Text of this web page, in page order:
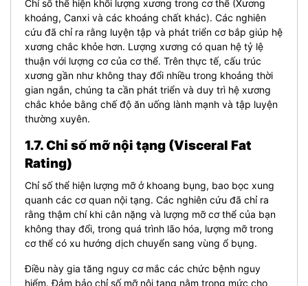
Chỉ số thể hiện khối lượng xương trong cơ thể (Xương
khoáng, Canxi và các khoáng chất khác). Các nghiên
cứu đã chỉ ra rằng luyện tập và phát triển cơ bắp giúp hệ
xương chắc khỏe hơn. Lượng xương có quan hệ tỷ lệ
thuận với lượng cơ của cơ thể. Trên thực tế, cấu trúc
xương gần như không thay đổi nhiều trong khoảng thời
gian ngắn, chúng ta cần phát triển và duy trì hệ xương
chắc khỏe bằng chế độ ăn uống lành mạnh và tập luyện
thường xuyên.
1.7. Chỉ số mỡ nội tạng (Visceral Fat
Rating)
Chỉ số thể hiện lượng mỡ ở khoang bụng, bao bọc xung
quanh các cơ quan nội tạng. Các nghiên cứu đã chỉ ra
rằng thậm chí khi cân nặng và lượng mỡ cơ thể của bạn
không thay đổi, trong quá trình lão hóa, lượng mỡ trong
cơ thể có xu hướng dịch chuyển sang vùng ổ bụng.
Điều này gia tăng nguy cơ mắc các chức bệnh nguy
hiểm. Đảm bảo chỉ số mỡ nội tạng nằm trong mức cho